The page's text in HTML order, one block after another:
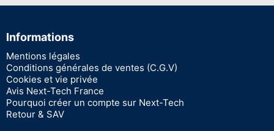
Informations
Mentions légales
Conditions générales de ventes (C.G.V)
Cookies et vie privée
Avis Next-Tech France
Pourquoi créer un compte sur Next-Tech
Retour & SAV